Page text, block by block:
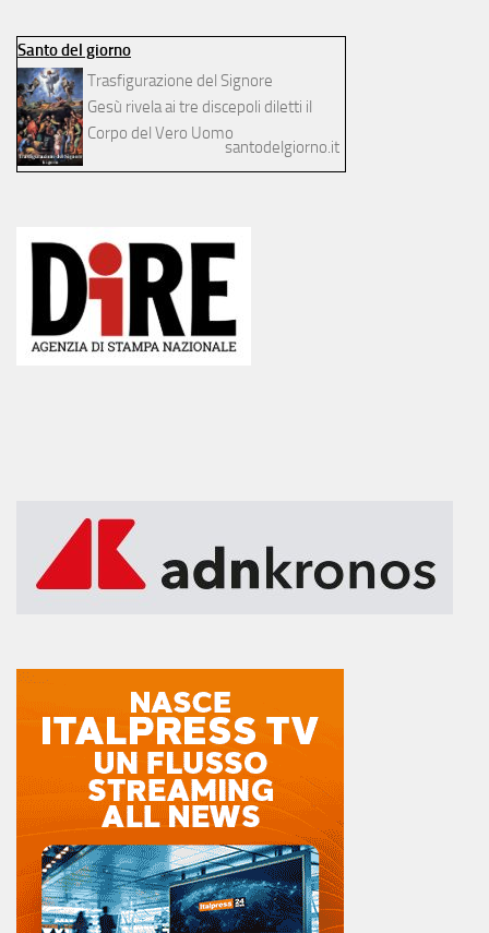
Santo del giorno
Trasfigurazione del Signore
Gesù rivela ai tre discepoli diletti il
Corpo del Vero Uomo
santodelgiorno.it